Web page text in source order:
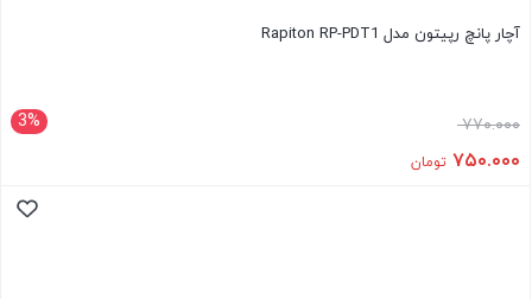
آچار پانچ رپیتون مدل Rapiton RP-PDT1
3% ۷۷۰.۰۰۰
۷۵۰.۰۰۰ تومان